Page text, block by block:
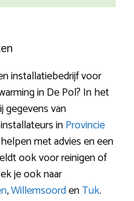
installatiebedrijf voor
in De Pol? In het
gegevens van
inProvincie
met advies en een
ook voor reinigen of
je ook naar
,WillemsoordenTuk.